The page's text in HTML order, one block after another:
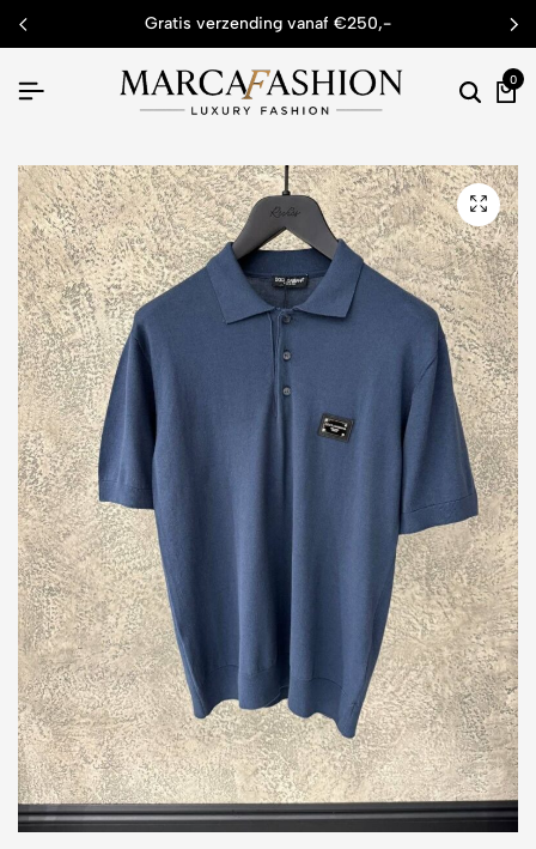
gratis verzending vanaf €250,-
0